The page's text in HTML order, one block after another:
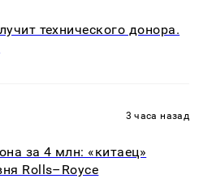
технического донора.
3 часа назад
за 4 млн: «китаец»
Rolls–Royce